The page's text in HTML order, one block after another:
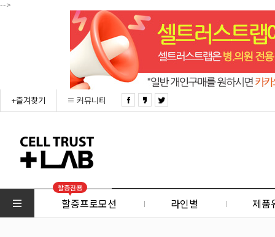
-->
+즐겨찾기 커뮤니티
할증전용
할증프로모션 라인별 제품